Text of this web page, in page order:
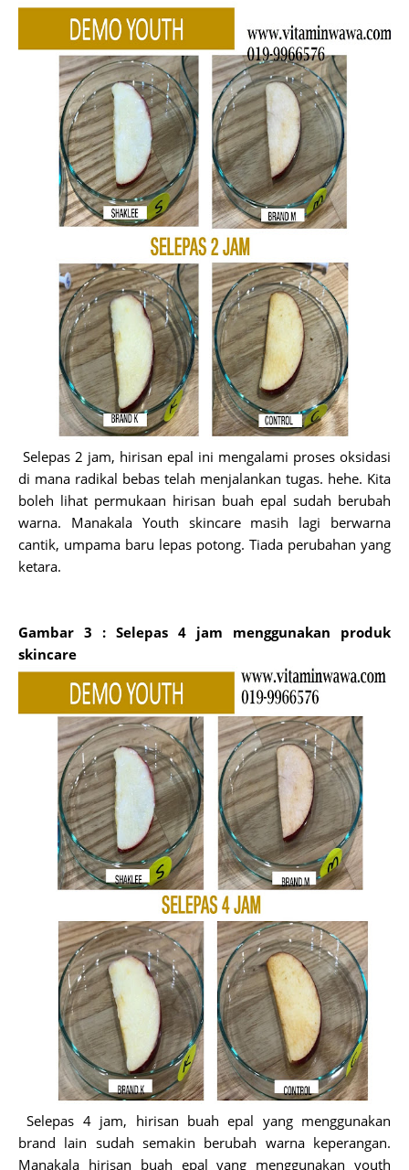
Selepas 2 jam, hirisan epal ini mengalami proses oksidasi
di mana radikal bebas telah menjalankan tugas. hehe. Kita
boleh lihat permukaan hirisan buah epal sudah berubah
warna. Manakala Youth skincare masih lagi berwarna
cantik, umpama baru lepas potong. Tiada perubahan yang
ketara.
Gambar 3 : Selepas 4 jam menggunakan produk
skincare
Selepas 4 jam, hirisan buah epal yang menggunakan
brand lain sudah semakin berubah warna keperangan.
Manakala hirisan buah epal yang menggunakan youth